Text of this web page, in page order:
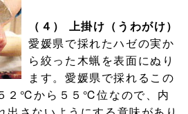
（４） 上掛け（うわがけ）
愛媛県で採れたハゼの実か
ら絞った木蝋を表面にぬり
ます。愛媛県で採れるこの
２℃から５５℃位なので、内